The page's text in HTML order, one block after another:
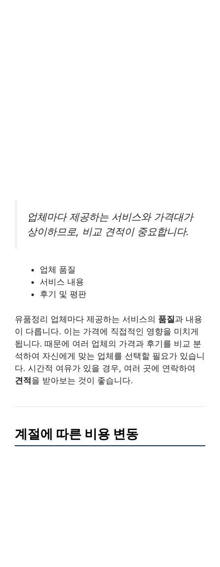
업체마다 제공하는 서비스와 가격대가
상이하므로, 비교 견적이 중요합니다.
업체 품질
서비스 내용
후기 및 평판
유품정리 업체마다 제공하는 서비스의 품질과 내용
이 다릅니다. 이는 가격에 직접적인 영향을 미치게
됩니다. 때문에 여러 업체의 가격과 후기를 비교 분
석하여 자신에게 맞는 업체를 선택할 필요가 있습니
다. 시간적 여유가 있을 경우, 여러 곳에 연락하여
견적을 받아보는 것이 좋습니다.
계절에 따른 비용 변동